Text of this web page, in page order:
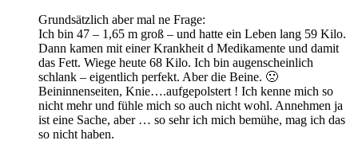
Grundsätzlich aber mal ne Frage:
Ich bin 47 – 1,65 m groß – und hatte ein Leben lang 59 Kilo.
Dann kamen mit einer Krankheit d Medikamente und damit
das Fett. Wiege heute 68 Kilo. Ich bin augenscheinlich
schlank – eigentlich perfekt. Aber die Beine. 🙁
Beininnenseiten, Knie….aufgepolstert ! Ich kenne mich so
nicht mehr und fühle mich so auch nicht wohl. Annehmen ja
ist eine Sache, aber … so sehr ich mich bemühe, mag ich das
so nicht haben.